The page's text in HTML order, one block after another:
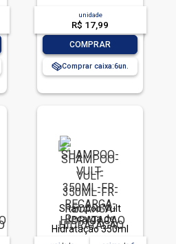
unidade
R$ 17,99
COMPRAR
Comprar caixa:6
Shampoo Vult
Recarga de
Hidratação 350ml